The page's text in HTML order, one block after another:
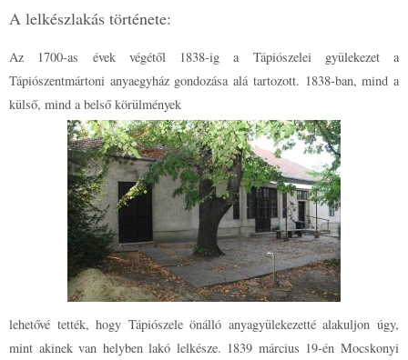
A lelkészlakás története:
Az 1700-as évek végétől 1838-ig a Tápiószelei gyülekezet a
Tápiószentmártoni anyaegyház gondozása alá tartozott. 1838-ban, mind a
külső, mind a belső körülmények
lehetővé tették, hogy Tápiószele önálló anyagyülekezetté alakuljon úgy,
mint akinek van helyben lakó lelkésze. 1839 március 19-én Mocskonyi